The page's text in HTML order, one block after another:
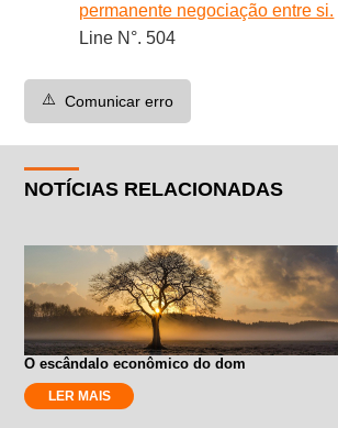
permanente negociação entre si.
Line N°. 504
⚠️ Comunicar erro
NOTÍCIAS RELACIONADAS
O escândalo econômico do dom
LER MAIS